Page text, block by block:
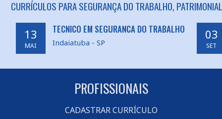
CURRÍCULOS PARA SEGURANÇA DO TRABALHO,
13
MAI
TECNICO EM SEGURANCA DO TRABALHO
Indaiatuba - SP
03
SET
PROFISSIONAIS
CADASTRAR CURRÍCULO